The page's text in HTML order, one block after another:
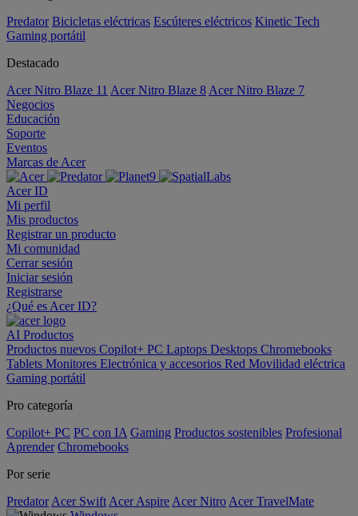
Predator Bicicletas eléctricas Escúteres eléctricos Kinetic Tech
Gaming portátil
Destacado
Acer Nitro Blaze 11 Acer Nitro Blaze 8 Acer Nitro Blaze 7
Negocios
Educación
Soporte
Eventos
Marcas de Acer
Acer ID
Mi perfil
Mis productos
Registrar un producto
Mi comunidad
Cerrar sesión
Iniciar sesión
Registrarse
¿Qué es Acer ID?
AI Productos
Productos nuevos Copilot+ PC Laptops Desktops Chromebooks
Tablets Monitores Electrónica y accesorios Red Movilidad eléctrica
Gaming portátil
Pro categoría
Copilot+ PC PC con IA Gaming Productos sostenibles Profesional
Aprender Chromebooks
Por serie
Predator Acer Swift Acer Aspire Acer Nitro Acer TravelMate